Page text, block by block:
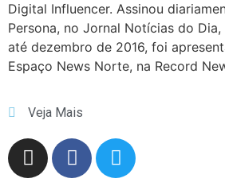
Digital Influencer. Assinou
Persona, no Jornal Notícias do
até dezembro de 2016, foi
Espaço News Norte, na Record
Veja Mais